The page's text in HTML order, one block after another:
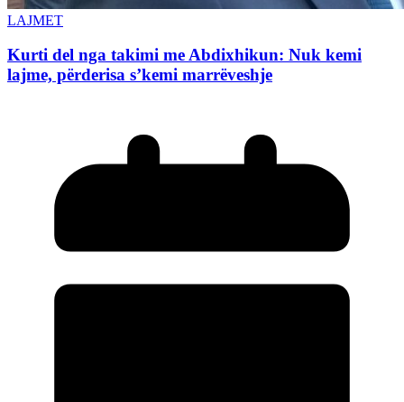
LAJMET
Kurti del nga takimi me Abdixhikun: Nuk kemi
lajme, përderisa s’kemi marrëveshje